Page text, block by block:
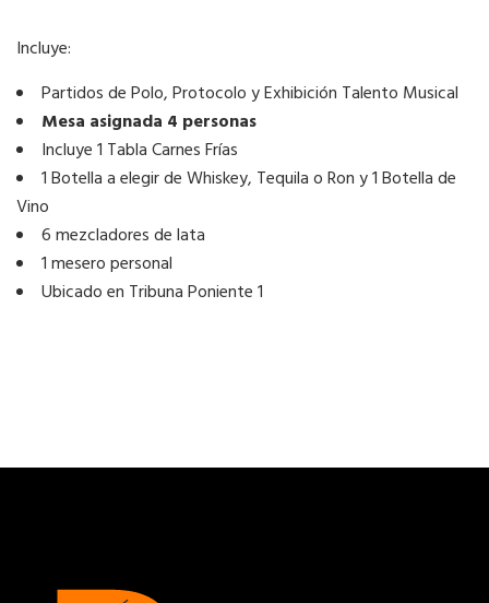
Incluye:
Partidos de Polo, Protocolo y Exhibición Talento Musical
Mesa asignada 4 personas
Incluye 1 Tabla Carnes Frías
1 Botella a elegir de Whiskey, Tequila o Ron y 1 Botella de
Vino
6 mezcladores de lata
1 mesero personal
Ubicado en Tribuna Poniente 1